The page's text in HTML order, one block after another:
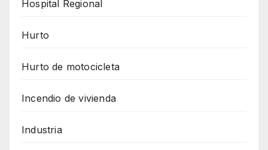
Hospital Regional
Hurto
Hurto de motocicleta
Incendio de vivienda
Industria